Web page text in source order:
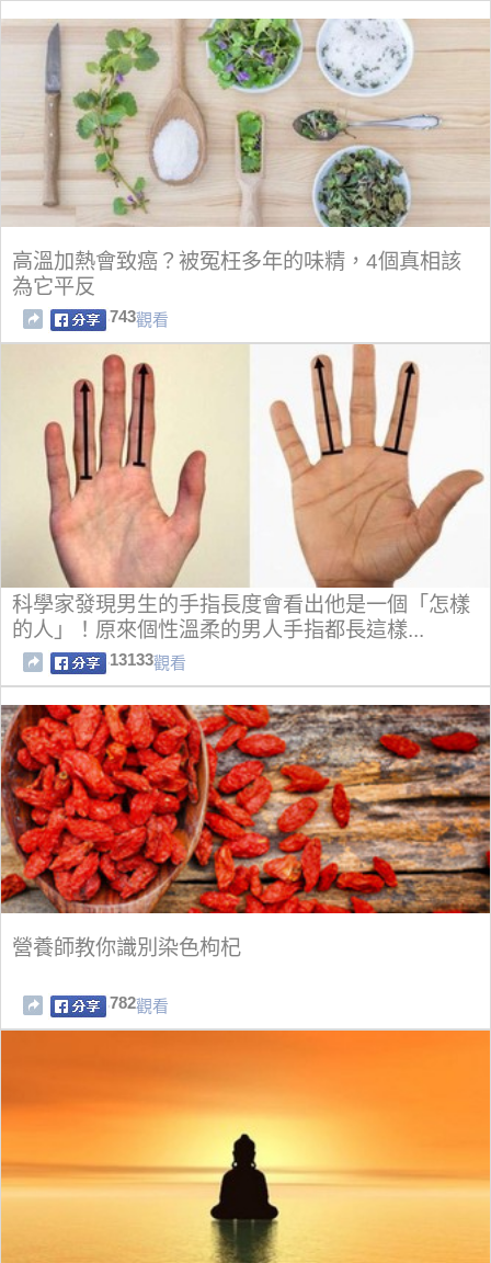
高溫加熱會致癌？被冤枉多年的味精，4個真相該
為它平反
743觀看
科學家發現男生的手指長度會看出他是一個「怎樣
的人」！原來個性溫柔的男人手指都長這樣...
13133觀看
營養師教你識別染色枸杞
782觀看